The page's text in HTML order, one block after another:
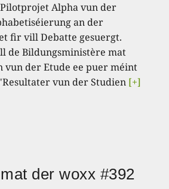
Alpha vun der
an der
fir vill Debatte gesuergt.
de Bildungsministère mat
vun der Etude ee puer méint
vun der Studien [+]
der woxx #392